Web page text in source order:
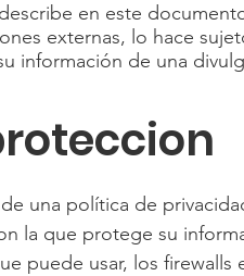
en este
externas, lo hace
información de una
una política de
la que protege su
puede usar, los firewalls